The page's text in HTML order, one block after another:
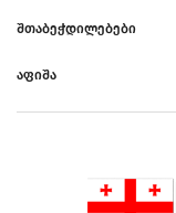
ᲨᲗᲐᲑᲔᲭᲓᲘᲚᲔᲑᲔᲑᲘ
ᲐᲤᲘᲨᲐ